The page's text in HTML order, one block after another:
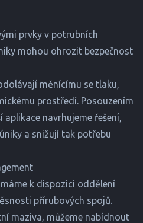
prvky v potrubních
mohou ohrozit bezpečnost
měnícímu se tlaku,
prostředí. Posouzením
navrhujeme řešení,
a snižují tak potřebu
k dispozici oddělení
přírubových spojů.
maziva, můžeme nabídnout